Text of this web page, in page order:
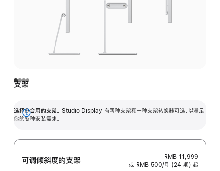
支架
选择你合用的支架。 Studio Display 有两种支架和一种支架转换器可选，以满足
你的各种安装需求。
展
可调倾斜度的支架
RMB 11,999
或 RMB 500/月 (24 期) 起